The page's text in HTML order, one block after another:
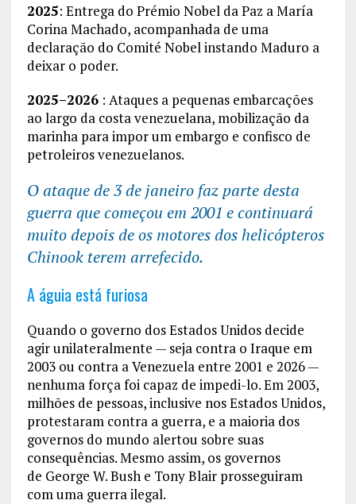
2025: Entrega do Prémio Nobel da Paz a María
Corina Machado, acompanhada de uma
declaração do Comité Nobel instando Maduro a
deixar o poder.
2025–2026: Ataques a pequenas embarcações
ao largo da costa venezuelana, mobilização da
marinha para impor um embargo e confisco de
petroleiros venezuelanos.
O ataque de 3 de janeiro faz parte desta
guerra que começou em 2001 e continuará
muito depois de os motores dos helicópteros
Chinook terem arrefecido.
A águia está furiosa
Quando o governo dos Estados Unidos decide
agir unilateralmente — seja contra o Iraque em
2003 ou contra a Venezuela entre 2001 e 2026 —
nenhuma força foi capaz de impedi-lo. Em 2003,
milhões de pessoas, inclusive nos Estados Unidos,
protestaram contra a guerra, e a maioria dos
governos do mundo alertou sobre suas
consequências. Mesmo assim, os governos
de George W. Bush e Tony Blair prosseguiram
com uma guerra ilegal.